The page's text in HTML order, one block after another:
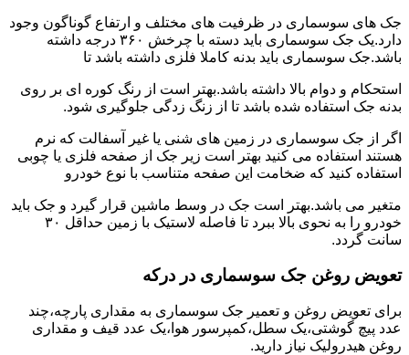
جک های سوسماری در ظرفیت های مختلف و ارتفاع گوناگون وجود
دارد.یک جک سوسماری باید دسته با چرخش ۳۶۰ درجه داشته
باشد.جک سوسماری باید بدنه کاملا فلزی داشته باشد تا
استحکام و دوام بالا داشته باشد.بهتر است از رنگ کوره ای بر روی
بدنه جک استفاده شده باشد تا از زنگ زدگی جلوگیری شود.
اگر از جک سوسماری در زمین های شنی یا غیر آسفالت که نرم
هستند استفاده می کنید بهتر است زیر جک از صفحه فلزی یا چوبی
استفاده کنید که ضخامت این صفحه متناسب با نوع خودرو
متغیر می باشد.بهتر است جک در وسط ماشین قرار گیرد و جک باید
خودرو را به نحوی بالا ببرد تا فاصله لاستیک با زمین حداقل ۳۰
سانت گردد.
تعویض روغن جک سوسماری در درکه
برای تعویض روغن و تعمیر جک سوسماری به مقداری پارچه،چند
عدد پیچ گوشتی،یک سطل،کمپرسور هوا،یک عدد قیف و مقداری
روغن هیدرولیک نیاز دارید.